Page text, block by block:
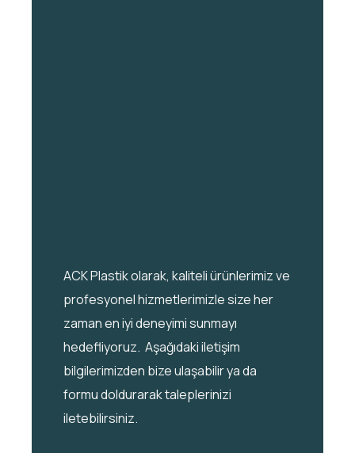
ACK Plastik olarak, kaliteli ürünlerimiz ve
profesyonel hizmetlerimizle size her
zaman en iyi deneyimi sunmayı
hedefliyoruz. Aşağıdaki iletişim
bilgilerimizden bize ulaşabilir ya da
formu doldurarak taleplerinizi
iletebilirsiniz.